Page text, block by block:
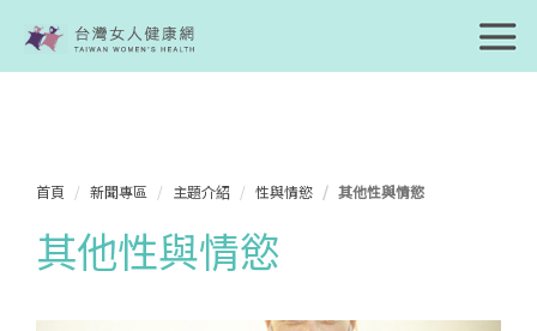
首頁 新聞專區 主題介紹 性與情慾 其他性與情慾
其他性與情慾